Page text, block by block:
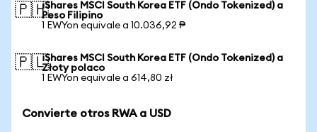
🇵🇭iShares MSCI South Korea ETF (Ondo Tokenized) a
Peso Filipino
1 EWYon equivale a 10.036,92 ₱
🇵🇱iShares MSCI South Korea ETF (Ondo Tokenized) a
Złoty polaco
1 EWYon equivale a 614,80 zł
Convierte otros RWA a USD